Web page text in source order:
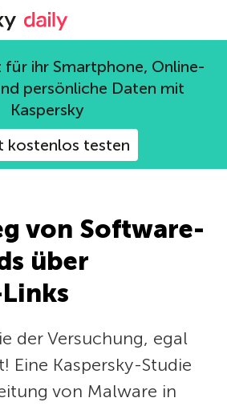
Offizieller Blog von Kaspersky
ihr Smartphone, Online-
persönliche Daten mit
Kaspersky
kostenlos testen
von Software-
über
der Versuchung, egal
Eine Kaspersky-Studie
von Malware in